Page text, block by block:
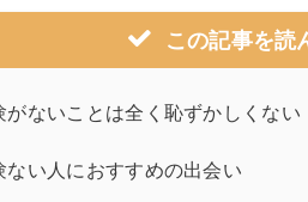
この記事を読
がないことは全く恥ずかしくない
ない人におすすめの出会い